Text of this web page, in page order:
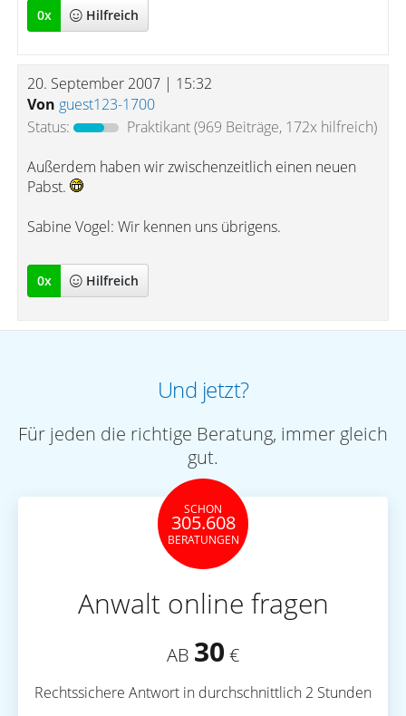
0x Hilfreich
20. September 2007 | 15:32
Von guest123-1700
Status:
Praktikant(969 Beiträge, 172x hilfreich)
Außerdem haben wir zwischenzeitlich einen neuen
Pabst.
Sabine Vogel: Wir kennen uns übrigens.
0x Hilfreich
Und jetzt?
Für jeden die richtige Beratung, immer gleich
gut.
SCHON
305.608
BERATUNGEN
Anwalt online fragen
AB 30 €
Rechtssichere Antwort in durchschnittlich 2 Stunden